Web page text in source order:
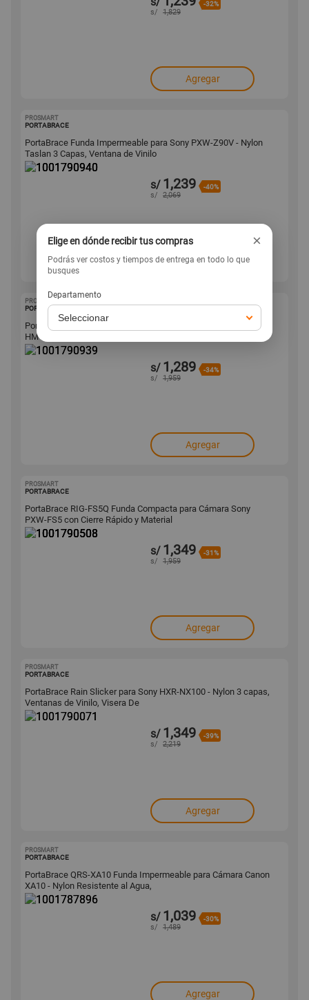
-32%
s/ 1,829
Agregar
PROSMART
PORTABRACE
PortaBrace Funda Impermeable para Sony PXW-Z90V - Nylon
Taslan 3 Capas, Ventana de Vinilo
s/ 1,239 -40%
s/ 2,069
Agregar
PROSMART 1001790939
PORTABRACE
PortaBrace Funda Protectora Personalizada para JVC GY-
HM170U - Impermeable y Transpirable,
s/ 1,289 -34%
s/ 1,959
Agregar
PROSMART
PORTABRACE
PortaBrace RIG-FS5Q Funda Compacta para Cámara Sony
PXW-FS5 con Cierre Rápido y Material
s/ 1,349 -31%
s/ 1,959
Agregar
PROSMART
PORTABRACE
PortaBrace Rain Slicker para Sony HXR-NX100 - Nylon 3 capas,
Ventanas de Vinilo, Visera De
s/ 1,349 -39%
s/ 2,219
Agregar
PROSMART
PORTABRACE
PortaBrace QRS-XA10 Funda Impermeable para Cámara Canon
XA10 - Nylon Resistente al Agua,
s/ 1,039 -30%
s/ 1,489
Agregar
Elige en dónde recibir tus compras ×
Podrás ver costos y tiempos de entrega en todo lo que
busques
Departamento